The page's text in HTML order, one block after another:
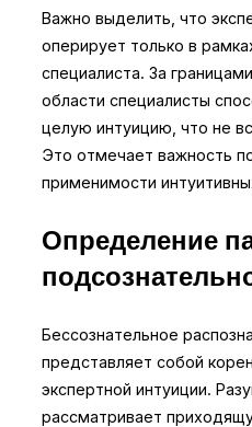
Важно выделить, что
оперирует только в
специалиста. За
области специалисты
целую интуицию, что не
Это отмечает важность
применимости
Определение
Бессознательное
представляет собой
экспертной интуиции.
рассматривает